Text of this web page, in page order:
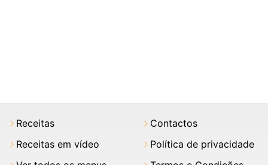
Receitas
Receitas em vídeo
Contactos
Política de privacidade